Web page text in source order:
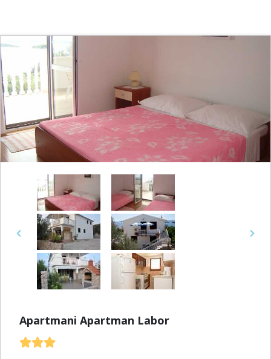
Previous Next
Apartmani Apartman Labor